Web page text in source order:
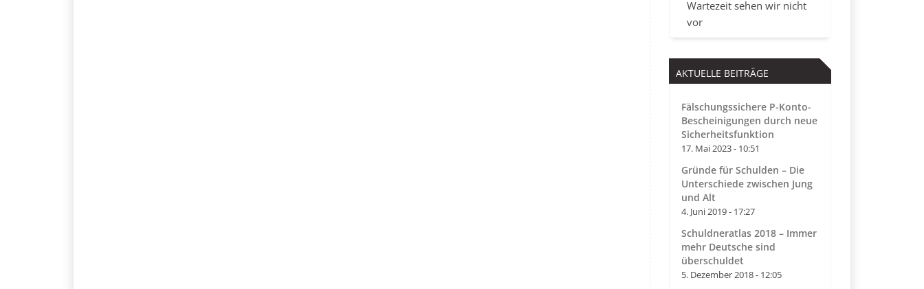
Wartezeit sehen wir nicht
vor
AKTUELLE BEITRÄGE
Fälschungssichere P-Konto-
Bescheinigungen durch neue
Sicherheitsfunktion
17. Mai 2023 - 10:51
Gründe für Schulden – Die
Unterschiede zwischen Jung
und Alt
4. Juni 2019 - 17:27
Schuldneratlas 2018 – Immer
mehr Deutsche sind
überschuldet
5. Dezember 2018 - 12:05